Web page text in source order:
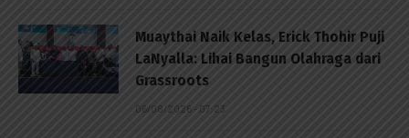
Muaythai Naik Kelas, Erick Thohir Puji
LaNyalla: Lihai Bangun Olahraga dari
Grassroots
06/08/2026 - 07:23